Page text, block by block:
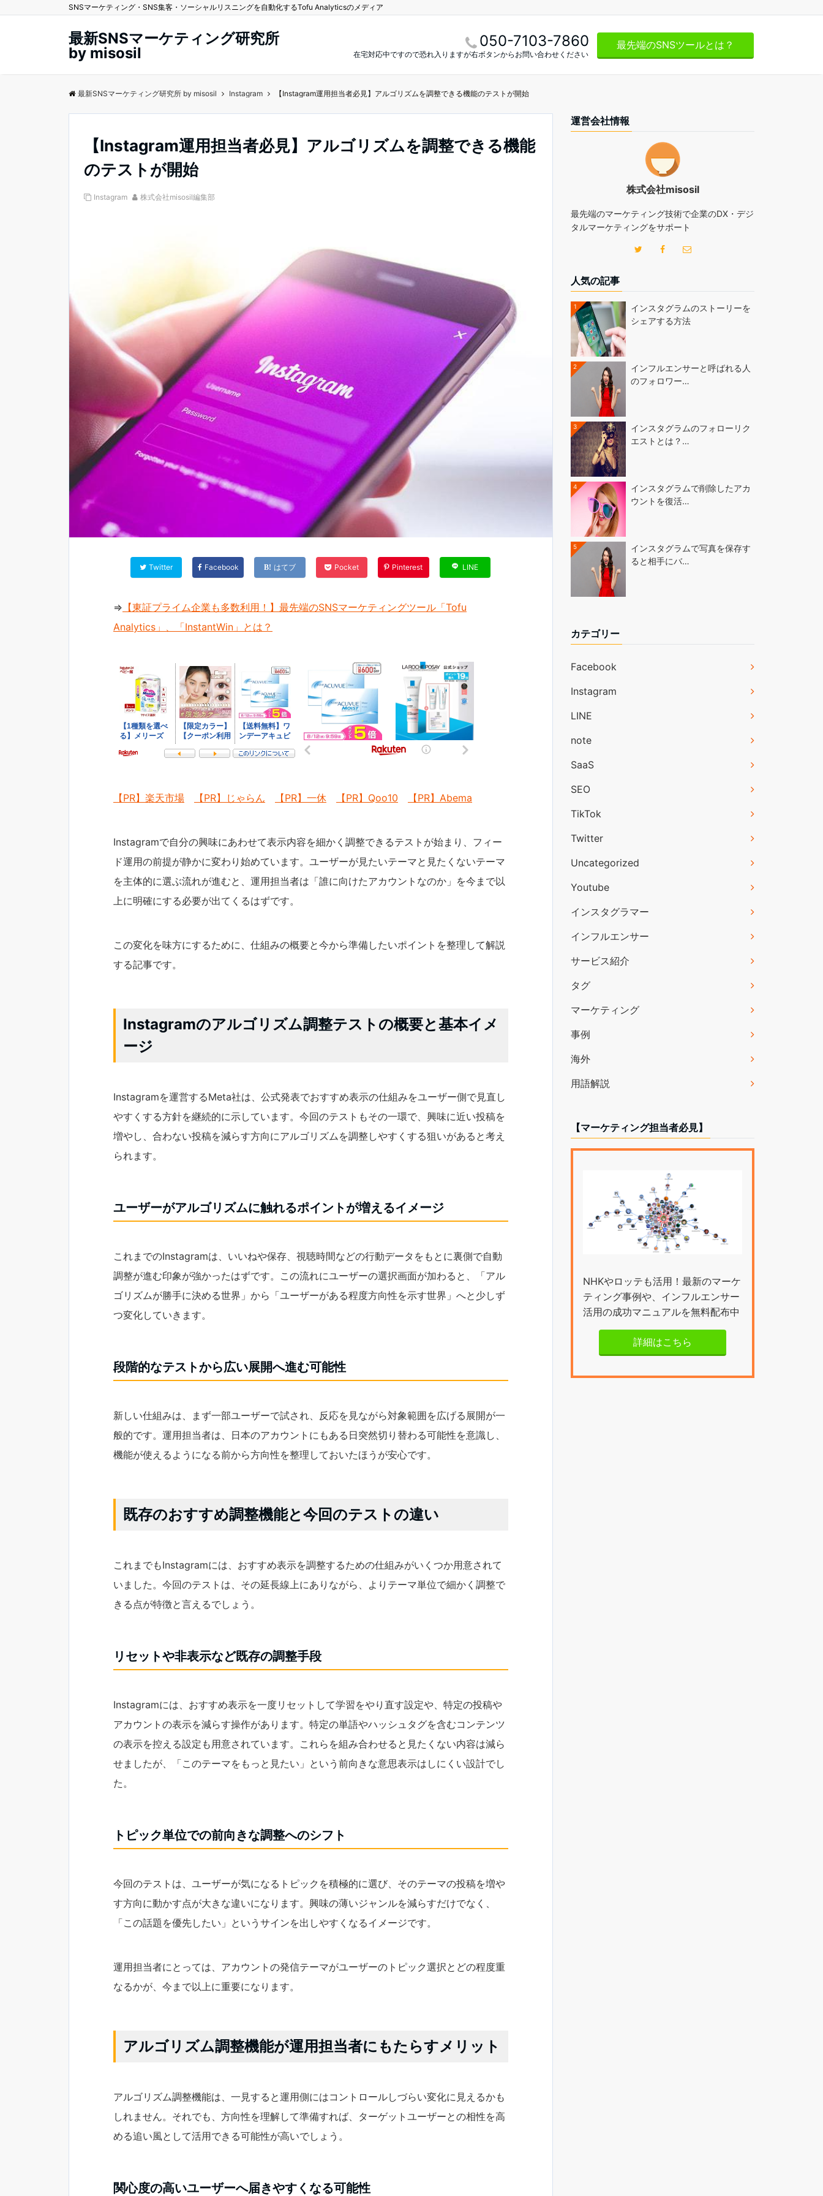
SNSマーケティング・SNS集客・ソーシャルリスニングを自動化するTofu Analyticsのメディア
最新SNSマーケティング研究所
by misosil
050-7103-7860
在宅対応中ですので恐れ入りますが右ボタンからお問い合わせください
最先端のSNSツールとは？
最新SNSマーケティング研究所 by misosil Instagram 【Instagram運用担当者必見】アルゴリズムを調整できる機能のテストが開始
【Instagram運用担当者必見】アルゴリズムを調整できる機能
のテストが開始
Instagram 株式会社misosil編集部
Twitter Facebook はてブ Pocket Pinterest LINE
⇒ 【東証プライム企業も多数利用！】最先端のSNSマーケティングツール「Tofu
Analytics」、「InstantWin」とは？
【PR】楽天市場 【PR】じゃらん 【PR】一休 【PR】Qoo10 【PR】Abema
Instagramで自分の興味にあわせて表示内容を細かく調整できるテストが始まり、フィー
ド運用の前提が静かに変わり始めています。ユーザーが見たいテーマと見たくないテーマ
を主体的に選ぶ流れが進むと、運用担当者は「誰に向けたアカウントなのか」を今まで以
上に明確にする必要が出てくるはずです。
この変化を味方にするために、仕組みの概要と今から準備したいポイントを整理して解説
する記事です。
Instagramのアルゴリズム調整テストの概要と基本イメ
ージ
Instagramを運営するMeta社は、公式発表でおすすめ表示の仕組みをユーザー側で見直し
やすくする方針を継続的に示しています。今回のテストもその一環で、興味に近い投稿を
増やし、合わない投稿を減らす方向にアルゴリズムを調整しやすくする狙いがあると考え
られます。
ユーザーがアルゴリズムに触れるポイントが増えるイメージ
これまでのInstagramは、いいねや保存、視聴時間などの行動データをもとに裏側で自動
調整が進む印象が強かったはずです。この流れにユーザーの選択画面が加わると、「アル
ゴリズムが勝手に決める世界」から「ユーザーがある程度方向性を示す世界」へと少しず
つ変化していきます。
段階的なテストから広い展開へ進む可能性
新しい仕組みは、まず一部ユーザーで試され、反応を見ながら対象範囲を広げる展開が一
般的です。運用担当者は、日本のアカウントにもある日突然切り替わる可能性を意識し、
機能が使えるようになる前から方向性を整理しておいたほうが安心です。
既存のおすすめ調整機能と今回のテストの違い
これまでもInstagramには、おすすめ表示を調整するための仕組みがいくつか用意されて
いました。今回のテストは、その延長線上にありながら、よりテーマ単位で細かく調整で
きる点が特徴と言えるでしょう。
リセットや非表示など既存の調整手段
Instagramには、おすすめ表示を一度リセットして学習をやり直す設定や、特定の投稿や
アカウントの表示を減らす操作があります。特定の単語やハッシュタグを含むコンテンツ
の表示を控える設定も用意されています。これらを組み合わせると見たくない内容は減ら
せましたが、「このテーマをもっと見たい」という前向きな意思表示はしにくい設計でし
た。
トピック単位での前向きな調整へのシフト
今回のテストは、ユーザーが気になるトピックを積極的に選び、そのテーマの投稿を増や
す方向に動かす点が大きな違いになります。興味の薄いジャンルを減らすだけでなく、
「この話題を優先したい」というサインを出しやすくなるイメージです。
運用担当者にとっては、アカウントの発信テーマがユーザーのトピック選択とどの程度重
なるかが、今まで以上に重要になります。
アルゴリズム調整機能が運用担当者にもたらすメリット
アルゴリズム調整機能は、一見すると運用側にはコントロールしづらい変化に見えるかも
しれません。それでも、方向性を理解して準備すれば、ターゲットユーザーとの相性を高
める追い風として活用できる可能性が高いでしょう。
関心度の高いユーザーへ届きやすくなる可能性
運営会社情報
株式会社misosil
最先端のマーケティング技術で企業のDX・デジ
タルマーケティングをサポート
人気の記事
1
インスタグラムのストーリーを
シェアする方法
2
インフルエンサーと呼ばれる人
のフォロワー…
3
インスタグラムのフォローリク
エストとは？…
4
インスタグラムで削除したアカ
ウントを復活…
5
インスタグラムで写真を保存す
ると相手にバ…
カテゴリー
Facebook
Instagram
LINE
note
SaaS
SEO
TikTok
Twitter
Uncategorized
Youtube
インスタグラマー
インフルエンサー
サービス紹介
タグ
マーケティング
事例
海外
用語解説
【マーケティング担当者必見】
NHKやロッテも活用！最新のマーケ
ティング事例や、インフルエンサー
活用の成功マニュアルを無料配布中
詳細はこちら